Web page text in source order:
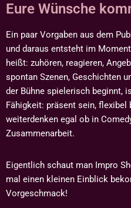
Eure Wünsche
Ein paar Vorgaben aus dem
und daraus entsteht im
heißt: zuhören, reagieren,
spontan Szenen, Geschichten
der Bühne spielerisch beginnt,
Fähigkeit: präsent sein, flexibel
weiterdenken egal ob in
Zusammenarbeit.
Eigentlich schaut man Impro
mal einen kleinen Einblick
Vorgeschmack!